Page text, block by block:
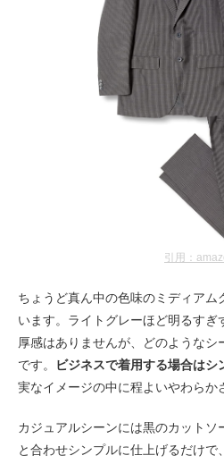
引用：
ちょうど真ん中の色味のミディアム
います。ライトグレーほど明るす
厚感はありませんが、どのようなシ
です。
ビジネスで着用する場合はシ
実なイメージの中に程よいやわらか
カジュアルシーンには黒のカット
と合わせシンプルに仕上げるだけ